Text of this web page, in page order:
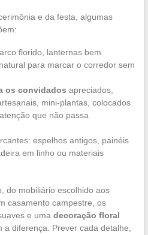
e da festa, algumas
florido, lanternas bem
para marcar o corredor sem
os convidados apreciados,
mini-plantas, colocados
que não passa
espelhos antigos, painéis
em linho ou materiais
do mobiliário escolhido aos
casamento campestre, os
e uma decoração floral
diferença. Prever cada detalhe,